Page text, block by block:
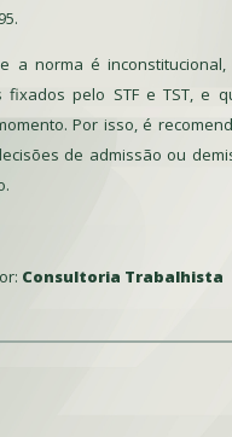
a norma é inconstitucional,
pelo STF e TST, e
Por isso, é
de admissão ou
Consultoria Trabalhista